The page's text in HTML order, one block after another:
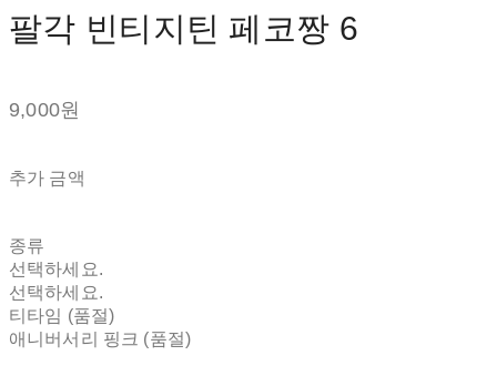
팔각 빈티지틴 페코짱 6
9,000원
추가 금액
종류
선택하세요.
선택하세요.
티타임 (품절)
애니버서리 핑크 (품절)